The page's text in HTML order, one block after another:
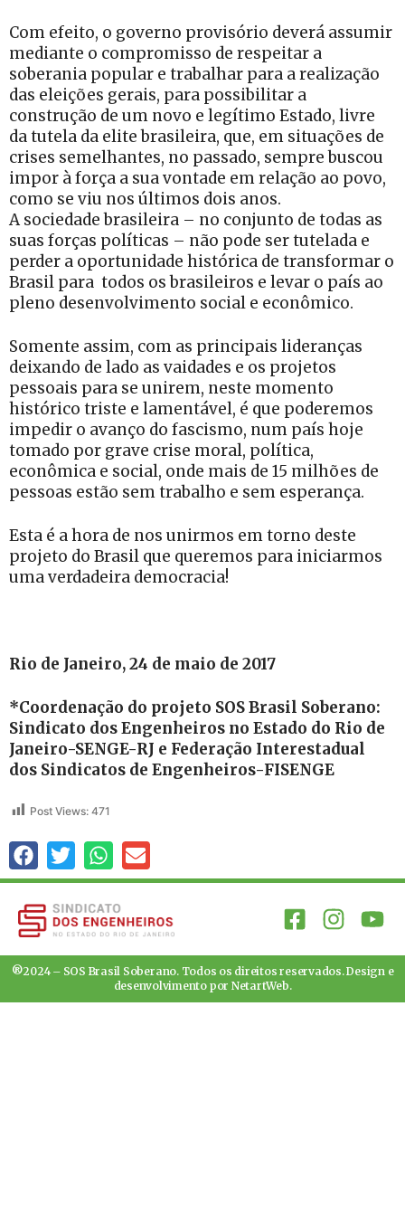
Com efeito, o governo provisório deverá assumir
mediante o compromisso de respeitar a
soberania popular e trabalhar para a realização
das eleições gerais, para possibilitar a
construção de um novo e legítimo Estado, livre
da tutela da elite brasileira, que, em situações de
crises semelhantes, no passado, sempre buscou
impor à força a sua vontade em relação ao povo,
como se viu nos últimos dois anos.
A sociedade brasileira – no conjunto de todas as
suas forças políticas – não pode ser tutelada e
perder a oportunidade histórica de transformar o
Brasil para todos os brasileiros e levar o país ao
pleno desenvolvimento social e econômico.
Somente assim, com as principais lideranças
deixando de lado as vaidades e os projetos
pessoais para se unirem, neste momento
histórico triste e lamentável, é que poderemos
impedir o avanço do fascismo, num país hoje
tomado por grave crise moral, política,
econômica e social, onde mais de 15 milhões de
pessoas estão sem trabalho e sem esperança.
Esta é a hora de nos unirmos em torno deste
projeto do Brasil que queremos para iniciarmos
uma verdadeira democracia!
Rio de Janeiro, 24 de maio de 2017
*Coordenação do projeto SOS Brasil Soberano:
Sindicato dos Engenheiros no Estado do Rio de
Janeiro-SENGE-RJ e Federação Interestadual
dos Sindicatos de Engenheiros-FISENGE
Post Views: 471
®2024 – SOS Brasil Soberano. Todos os direitos reservados. Design e
desenvolvimento por NetartWeb.